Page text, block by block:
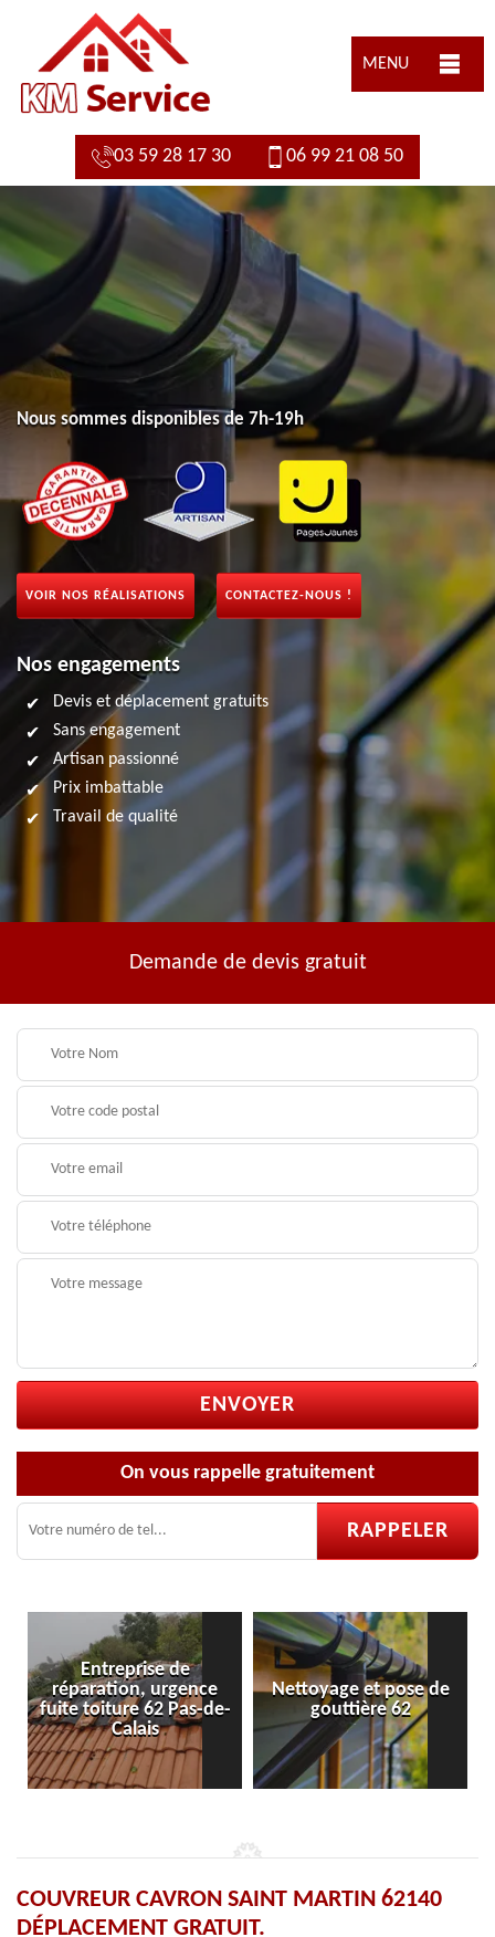
MENU
03 59 28 17 30 06 99 21 08 50
Nous sommes disponibles de 7h-19h
VOIR NOS RÉALISATIONS CONTACTEZ-NOUS !
Nos engagements
Devis et déplacement gratuits
Sans engagement
Artisan passionné
Prix imbattable
Travail de qualité
Demande de devis gratuit
On vous rappelle gratuitement
Entreprise de
réparation, urgence
fuite toiture 62 Pas-de-
Calais
Nettoyage et pose de
gouttière 62
COUVREUR CAVRON SAINT MARTIN 62140
DÉPLACEMENT GRATUIT.